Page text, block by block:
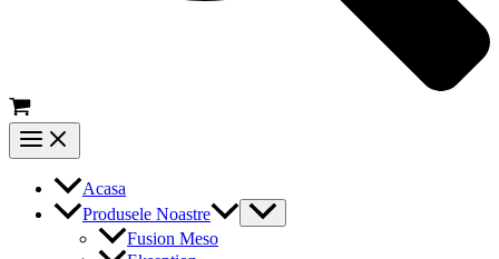
Main
Menu
Acasa
Produsele Noastre
Menu
Toggle
Fusion Meso